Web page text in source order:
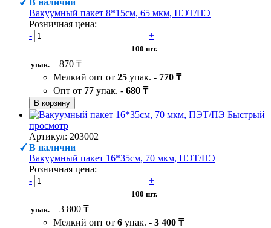
Вакуумный пакет 8*15см, 65 мкм, ПЭТ/ПЭ
Розничная цена:
-
+
100 шт.
упак.
870 ₸
Мелкий опт от 25 упак. - 770 ₸
Опт от 77 упак. - 680 ₸
В корзину
Быстрый
просмотр
Артикул: 203002
В наличии
Вакуумный пакет 16*35см, 70 мкм, ПЭТ/ПЭ
Розничная цена:
-
+
100 шт.
упак.
3 800 ₸
Мелкий опт от 6 упак. - 3 400 ₸